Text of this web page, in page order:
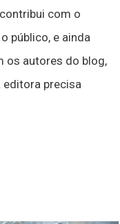
com o
público, e ainda
os autores do blog,
precisa